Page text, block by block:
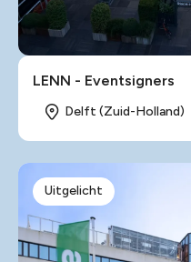
Uitgelicht
LENN - Eventsigners
Delft (Zuid-Holland)